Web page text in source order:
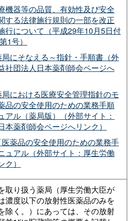
機器等の品質、有効性及び安全
する法律施行規則の一部を改正
行について（平成29年10月5日付
1号）
にそなえる～指針・手順書（外
社団法人日本薬剤師会ページへ
における医療安全管理指針のモ
品の安全使用のための業務手順
アル（薬局版）（外部サイト：
本薬剤師会ページへリンク）
医薬品の安全使用のための業務手
ュアル（外部サイト：厚生労働
）
取り扱う薬局（厚生労働大臣が
濃度以下の放射性医薬品のみを
除く。）にあっては、その放射